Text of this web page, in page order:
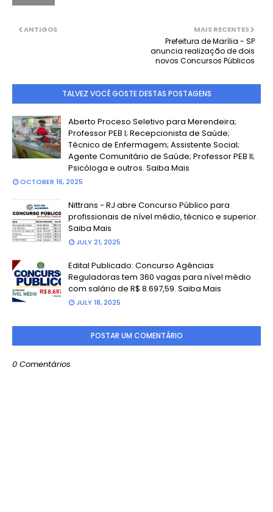
MAIS RECENTES
Prefeitura de Marília - SP
anuncia realização de dois
novos Concursos Públicos
ANTIGOS
TALVEZ VOCÊ GOSTE DESTAS POSTAGENS
Aberto Proceso Seletivo para Merendeira;
Professor PEB I; Recepcionista de Saúde;
Técnico de Enfermagem; Assistente Social;
Agente Comunitário de Saúde; Professor PEB II;
Psicóloga e outros. Saiba Mais
OCTOBER 16, 2025
Nittrans - RJ abre Concurso Público para
profissionais de nível médio, técnico e superior.
Saiba Mais
JULY 21, 2025
Edital Publicado: Concurso Agências
Reguladoras tem 360 vagas para nível médio
com salário de R$ 8.697,59. Saiba Mais
JULY 18, 2025
POSTAR UM COMENTÁRIO
0 Comentários